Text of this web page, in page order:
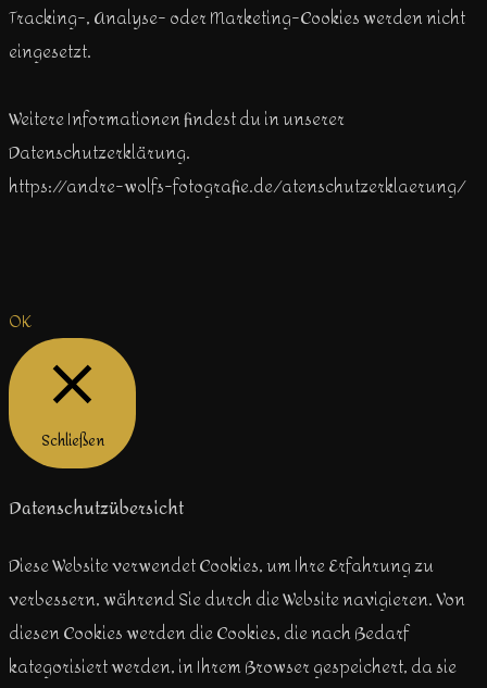
Tracking-, Analyse- oder Marketing-Cookies werden nicht
eingesetzt.
Weitere Informationen findest du in unserer
Datenschutzerklärung.
https://andre-wolfs-fotografie.de/atenschutzerklaerung/
OK
Schließen
Datenschutzübersicht
Diese Website verwendet Cookies, um Ihre Erfahrung zu
verbessern, während Sie durch die Website navigieren. Von
diesen Cookies werden die Cookies, die nach Bedarf
kategorisiert werden, in Ihrem Browser gespeichert, da sie